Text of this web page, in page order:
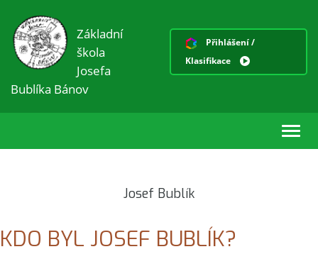
Základní
škola
Josefa
Bublíka Bánov
Přihlášení /
Klasifikace
Josef Bublík
KDO BYL JOSEF BUBLÍK?